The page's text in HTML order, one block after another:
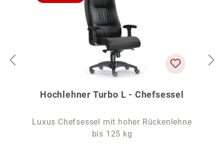
Hochlehner Turbo L - Chefsessel
Luxus Chefsessel mit hoher Rückenlehne
bis 125 kg